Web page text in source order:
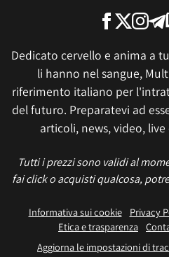
Dedicato cervello e anima a
li hanno nel sangue,
riferimento italiano per
del futuro. Preparatevi ad
articoli, news, video,
Tutti i prezzi sono validi al
fai click o acquisti qualcosa,
Informativa sui cookie Privacy
Etica e trasparenza
Aggiorna le impostazioni di